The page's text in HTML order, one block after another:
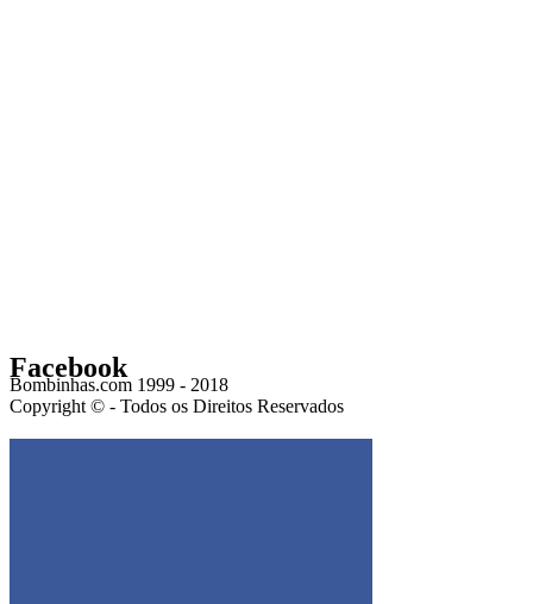
Bombinhas.com 1999 - 2018
Copyright © - Todos os Direitos Reservados
Facebook